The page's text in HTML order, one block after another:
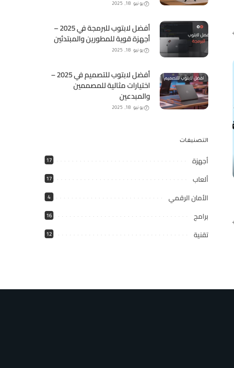
يونيو 18, 2025
أفضل لابتوب للبرمجة في 2025 –
أجهزة قوية للمطورين والمبتدئين
يونيو 18, 2025
أفضل لابتوب للتصميم في 2025 –
اختيارات مثالية للمصممين
والمبدعين
يونيو 18, 2025
التصنيفات
أجهزة 17
ألعاب 17
الأمان الرقمي 4
برامج 16
تقنية 12